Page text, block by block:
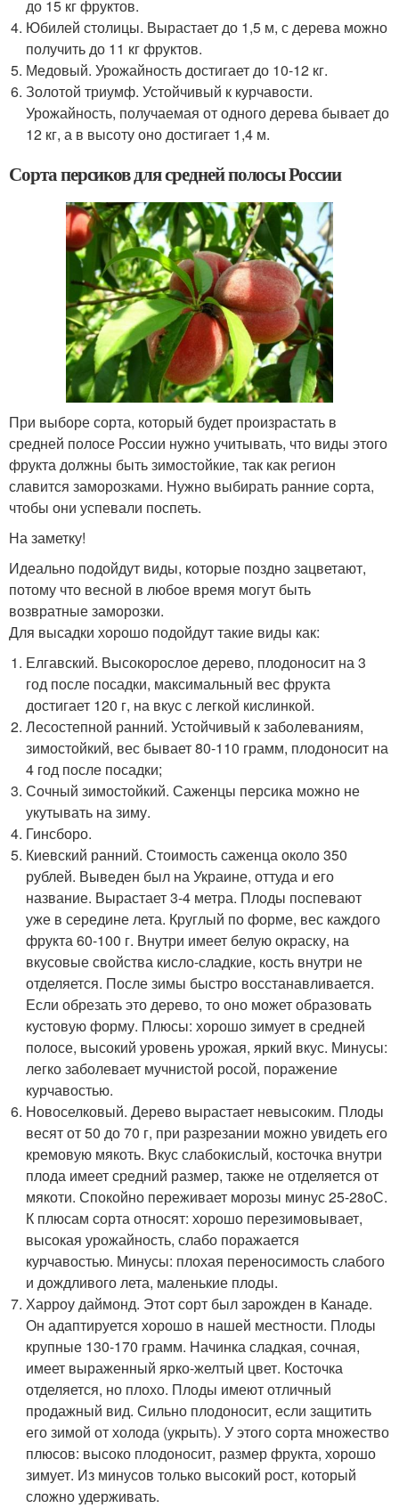
до 15 кг фруктов.
Юбилей столицы. Вырастает до 1,5 м, с дерева можно
получить до 11 кг фруктов.
Медовый. Урожайность достигает до 10-12 кг.
Золотой триумф. Устойчивый к курчавости.
Урожайность, получаемая от одного дерева бывает до
12 кг, а в высоту оно достигает 1,4 м.
Сорта персиков для средней полосы России
При выборе сорта, который будет произрастать в
средней полосе России нужно учитывать, что виды этого
фрукта должны быть зимостойкие, так как регион
славится заморозками. Нужно выбирать ранние сорта,
чтобы они успевали поспеть.
На заметку!
Идеально подойдут виды, которые поздно зацветают,
потому что весной в любое время могут быть
возвратные заморозки.
Для высадки хорошо подойдут такие виды как:
Елгавский. Высокорослое дерево, плодоносит на 3
год после посадки, максимальный вес фрукта
достигает 120 г, на вкус с легкой кислинкой.
Лесостепной ранний. Устойчивый к заболеваниям,
зимостойкий, вес бывает 80-110 грамм, плодоносит на
4 год после посадки;
Сочный зимостойкий. Саженцы персика можно не
укутывать на зиму.
Гинсборо.
Киевский ранний. Стоимость саженца около 350
рублей. Выведен был на Украине, оттуда и его
название. Вырастает 3-4 метра. Плоды поспевают
уже в середине лета. Круглый по форме, вес каждого
фрукта 60-100 г. Внутри имеет белую окраску, на
вкусовые свойства кисло-сладкие, кость внутри не
отделяется. После зимы быстро восстанавливается.
Если обрезать это дерево, то оно может образовать
кустовую форму. Плюсы: хорошо зимует в средней
полосе, высокий уровень урожая, яркий вкус. Минусы:
легко заболевает мучнистой росой, поражение
курчавостью.
Новоселковый. Дерево вырастает невысоким. Плоды
весят от 50 до 70 г, при разрезании можно увидеть его
кремовую мякоть. Вкус слабокислый, косточка внутри
плода имеет средний размер, также не отделяется от
мякоти. Спокойно переживает морозы минус 25-28оС.
К плюсам сорта относят: хорошо перезимовывает,
высокая урожайность, слабо поражается
курчавостью. Минусы: плохая переносимость слабого
и дождливого лета, маленькие плоды.
Харроу даймонд. Этот сорт был зарожден в Канаде.
Он адаптируется хорошо в нашей местности. Плоды
крупные 130-170 грамм. Начинка сладкая, сочная,
имеет выраженный ярко-желтый цвет. Косточка
отделяется, но плохо. Плоды имеют отличный
продажный вид. Сильно плодоносит, если защитить
его зимой от холода (укрыть). У этого сорта множество
плюсов: высоко плодоносит, размер фрукта, хорошо
зимует. Из минусов только высокий рост, который
сложно удерживать.